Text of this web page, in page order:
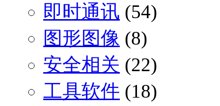
即时通讯 (54)
图形图像 (8)
安全相关 (22)
工具软件 (18)